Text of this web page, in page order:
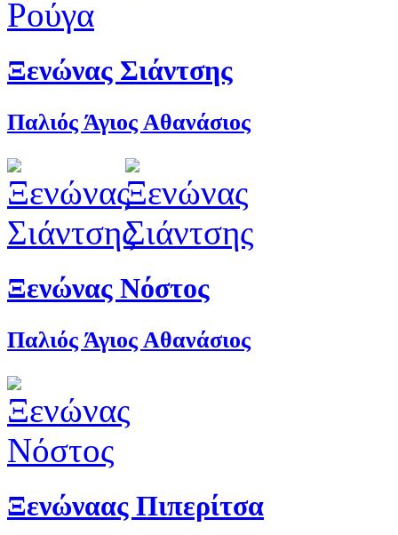
Ξενώνας Σιάντσης
Παλιός Άγιος Αθανάσιος
Ξενώνας Νόστος
Παλιός Άγιος Αθανάσιος
Ξενώναας Πιπερίτσα